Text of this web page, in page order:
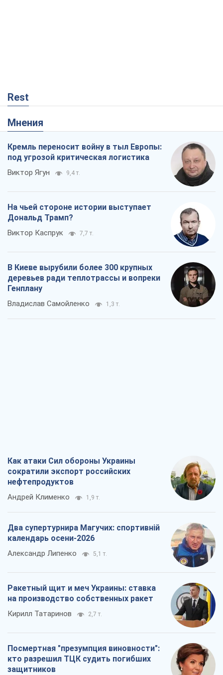
Rest
Мнения
Кремль переносит войну в тыл Европы:
под угрозой критическая логистика
Виктор Ягун 9,4 т.
На чьей стороне истории выступает
Дональд Трамп?
Виктор Каспрук 7,7 т.
В Киеве вырубили более 300 крупных
деревьев ради теплотрассы и вопреки
Генплану
Владислав Самойленко 1,3 т.
Как атаки Сил обороны Украины
сократили экспорт российских
нефтепродуктов
Андрей Клименко 1,9 т.
Два супертурнира Магучих: спортивній
календарь осени-2026
Александр Липенко 5,1 т.
Ракетный щит и меч Украины: ставка
на производство собственных ракет
Кирилл Татаринов 2,7 т.
Посмертная "презумпция виновности":
кто разрешил ТЦК судить погибших
защитников